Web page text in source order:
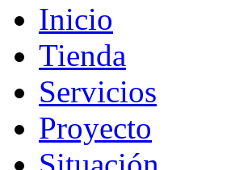
Inicio
Tienda
Servicios
Proyecto